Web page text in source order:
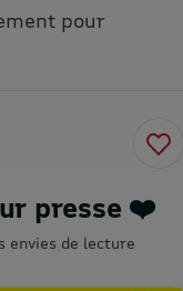
pour
presse ❤️
envies de lecture